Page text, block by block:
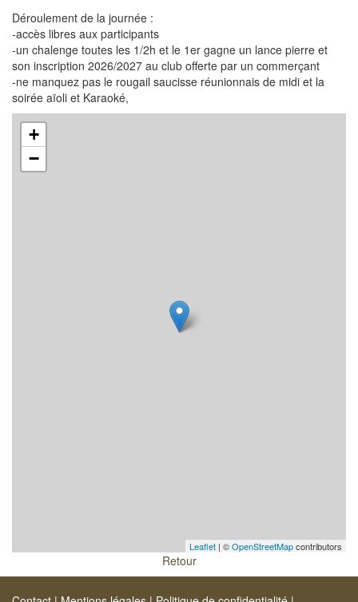
Déroulement de la journée :
-accès libres aux participants
-un chalenge toutes les 1/2h et le 1er gagne un lance pierre et
son inscription 2026/2027 au club offerte par un commerçant
-ne manquez pas le rougail saucisse réunionnais de midi et la
soirée aïoli et Karaoké,
+
−
Leaflet | ©OpenStreetMapcontributors
Retour